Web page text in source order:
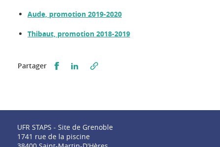
Aude, promotion 2019-2020
Thibaut, promotion 2018-2019
Partager Partager sur Facebook
Partager sur LinkedIn
UFR STAPS - Site de Grenoble
1741 rue de la piscine